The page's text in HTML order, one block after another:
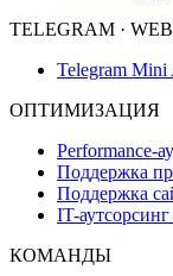
TELEGRAM ·
Telegram Mini
ОПТИМИЗАЦИЯ
Performance-
Поддержка
Поддержка
IT-аутсорсинг
КОМАНДЫ